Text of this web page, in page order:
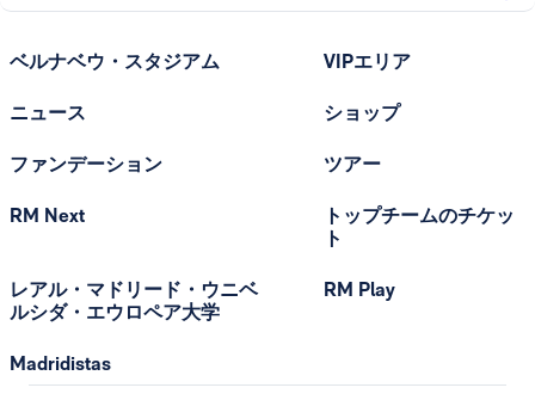
ベルナベウ・スタジアム
ニュース
ファンデーション
RM Next
レアル・マドリード・ウニベ
ルシダ・エウロペア大学
Madridistas
VIPエリア
ショップ
ツアー
トップチームのチケッ
ト
RM Play